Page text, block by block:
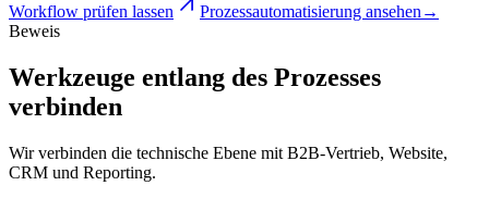
Workflow prüfen lassen Prozessautomatisierung ansehen →
Beweis
Werkzeuge entlang des Prozesses
verbinden
Wir verbinden die technische Ebene mit B2B-Vertrieb, Website,
CRM und Reporting.